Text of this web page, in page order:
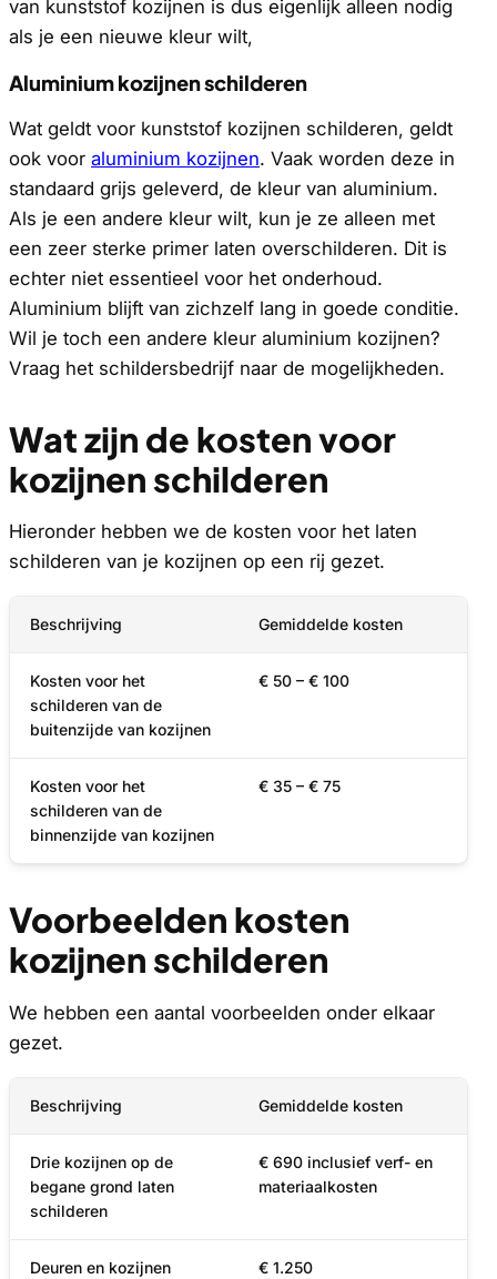
van kunststof kozijnen is dus eigenlijk alleen nodig
als je een nieuwe kleur wilt,
Aluminium kozijnen schilderen
Wat geldt voor kunststof kozijnen schilderen, geldt
ook voor aluminium kozijnen. Vaak worden deze in
standaard grijs geleverd, de kleur van aluminium.
Als je een andere kleur wilt, kun je ze alleen met
een zeer sterke primer laten overschilderen. Dit is
echter niet essentieel voor het onderhoud.
Aluminium blijft van zichzelf lang in goede conditie.
Wil je toch een andere kleur aluminium kozijnen?
Vraag het schildersbedrijf naar de mogelijkheden.
Wat zijn de kosten voor
kozijnen schilderen
Hieronder hebben we de kosten voor het laten
schilderen van je kozijnen op een rij gezet.
Beschrijving Gemiddelde kosten
Kosten voor het
schilderen van de
buitenzijde van kozijnen
€ 50 – € 100
Kosten voor het
schilderen van de
binnenzijde van kozijnen
€ 35 – € 75
Voorbeelden kosten
kozijnen schilderen
We hebben een aantal voorbeelden onder elkaar
gezet.
Beschrijving Gemiddelde kosten
Drie kozijnen op de
begane grond laten
schilderen
€ 690 inclusief verf- en
materiaalkosten
Deuren en kozijnen
€ 1.250